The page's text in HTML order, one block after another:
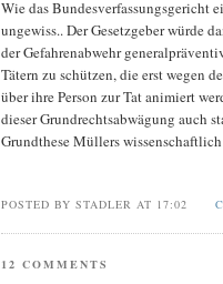
Wie das Bundesverfassungsgericht
ungewiss.. Der Gesetzgeber würde
der Gefahrenabwehr
Tätern zu schützen, die erst wegen
über ihre Person zur Tat animiert
dieser Grundrechtsabwägung auch
Grundthese Müllers
POSTED BY STADLER AT 17:02
12 COMMENTS